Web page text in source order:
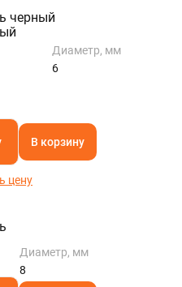
черный
Диаметр, мм
6
В корзину
цену
Диаметр, мм
8